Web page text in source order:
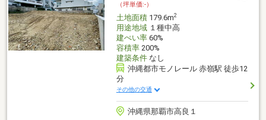
（坪単価:-）
土地面積179.6m2
用途地域１種中高
建ぺい率60%
容積率200%
建築条件なし
沖縄都市モノレール 赤嶺駅 徒歩12
分
その他の交通
沖縄県那覇市高良１